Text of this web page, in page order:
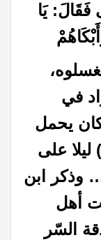
يَا
في
كان يحمل
على
وذكر ابن
أهل
السّر